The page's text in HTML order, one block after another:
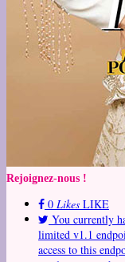
Rejoignez-nous !
0 Likes LIKE
You currently
limited v1.1
access to this